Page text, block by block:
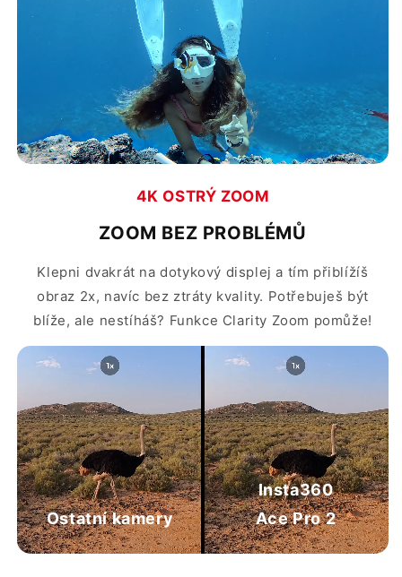
4K OSTRÝ ZOOM
ZOOM BEZ PROBLÉMŮ
Klepni dvakrát na dotykový displej a tím přiblížíš
obraz 2x, navíc bez ztráty kvality. Potřebuješ být
blíže, ale nestíháš? Funkce Clarity Zoom pomůže!
Ostatní kamery
Insta360
Ace Pro 2